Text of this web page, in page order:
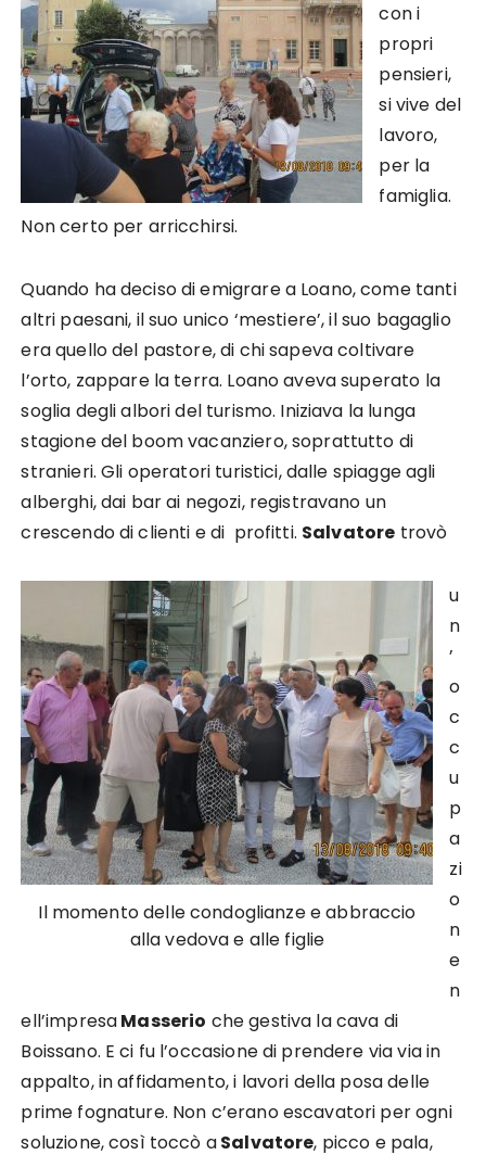
con i
propri
pensieri,
si vive del
lavoro,
per la
famiglia.
Non certo per arricchirsi.
Quando ha deciso di emigrare a Loano, come tanti
altri paesani, il suo unico ‘mestiere’, il suo bagaglio
era quello del pastore, di chi sapeva coltivare
l’orto, zappare la terra. Loano aveva superato la
soglia degli albori del turismo. Iniziava la lunga
stagione del boom vacanziero, soprattutto di
stranieri. Gli operatori turistici, dalle spiagge agli
alberghi, dai bar ai negozi, registravano un
crescendo di clienti e di profitti. Salvatore trovò
Il momento delle condoglianze e abbraccio
alla vedova e alle figlie
u
n
’
o
c
c
u
p
a
zi
o
n
e
n
ell’impresaMasserio che gestiva la cava di
Boissano. E ci fu l’occasione di prendere via via in
appalto, in affidamento, i lavori della posa delle
prime fognature. Non c’erano escavatori per ogni
soluzione, così toccò aSalvatore, picco e pala,